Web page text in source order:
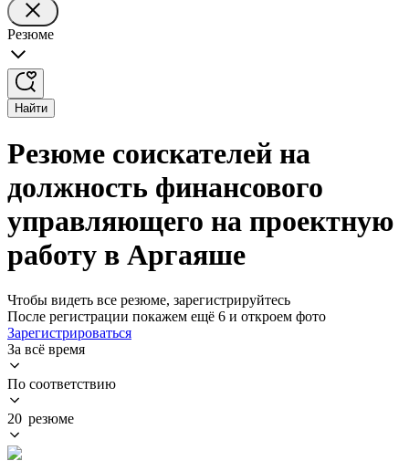
Резюме
Найти
Резюме соискателей на
должность финансового
управляющего на проектную
работу в Аргаяше
Чтобы видеть все резюме, зарегистрируйтесь
После регистрации покажем ещё 6 и откроем фото
Зарегистрироваться
За всё время
По соответствию
20 резюме